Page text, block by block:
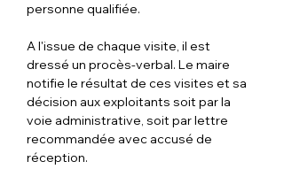
personne qualifiée.
A l'issue de chaque visite, il est
dressé un procès-verbal. Le maire
notifie le résultat de ces visites et sa
décision aux exploitants soit par la
voie administrative, soit par lettre
recommandée avec accusé de
réception.